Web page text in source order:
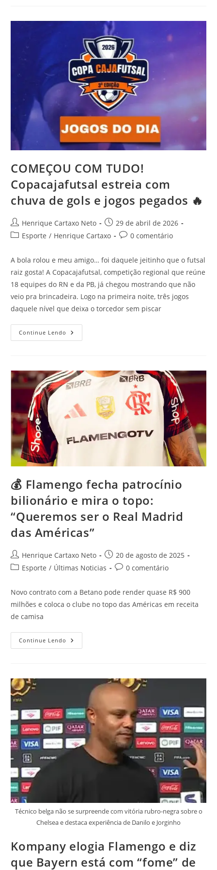
COMEÇOU COM TUDO!
Copacajafutsal estreia com
chuva de gols e jogos pegados 🔥
Henrique Cartaxo Neto
29 de abril de 2026
Esporte / Henrique Cartaxo 0 comentário
A bola rolou e meu amigo… foi daquele jeitinho que o futsal
raiz gosta! A Copacajafutsal, competição regional que reúne
18 equipes do RN e da PB, já chegou mostrando que não
veio pra brincadeira. Logo na primeira noite, três jogos
daquele nível que deixa o torcedor sem piscar
Continue Lendo
💰 Flamengo fecha patrocínio
bilionário e mira o topo:
“Queremos ser o Real Madrid
das Américas”
Henrique Cartaxo Neto
20 de agosto de 2025
Esporte / Últimas Noticias 0 comentário
Novo contrato com a Betano pode render quase R$ 900
milhões e coloca o clube no topo das Américas em receita
de camisa
Continue Lendo
Técnico belga não se surpreende com vitória rubro-negra sobre o
Chelsea e destaca experiência de Danilo e Jorginho
Kompany elogia Flamengo e diz
que Bayern está com “fome” de